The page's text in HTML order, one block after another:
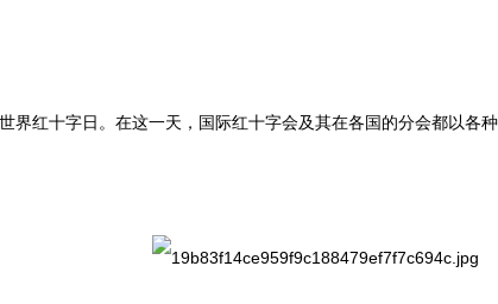
十字日。在这一天，国际红十字会及其在各国的分会都以各